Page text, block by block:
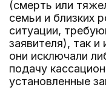
(смерть или
семьи и близких
ситуации,
заявителя), так и
они исключали
подачу
установленные